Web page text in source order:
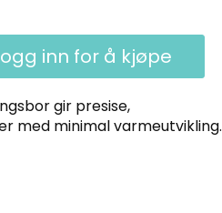
inn for å kjøpe
gir presise,
med minimal varmeutvikling.